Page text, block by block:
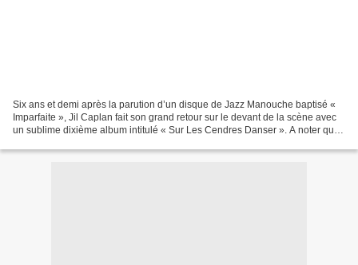
Six ans et demi après la parution d’un disque de Jazz Manouche baptisé «
Imparfaite », Jil Caplan fait son grand retour sur le devant de la scène avec
un sublime dixième album intitulé « Sur Les Cendres Danser ». A noter que